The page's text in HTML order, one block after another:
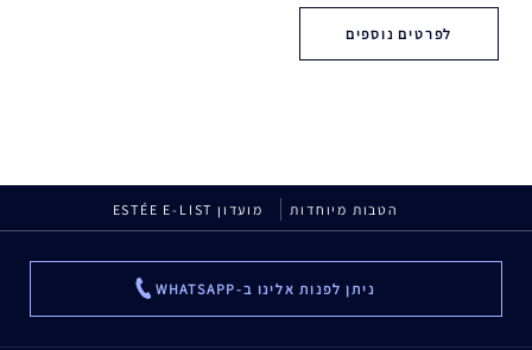
לפרטים נוספים
הטבות מיוחדות מועדון ESTÉE E-LIST
ניתן לפנות אלינו ב-WHATSAPP ...